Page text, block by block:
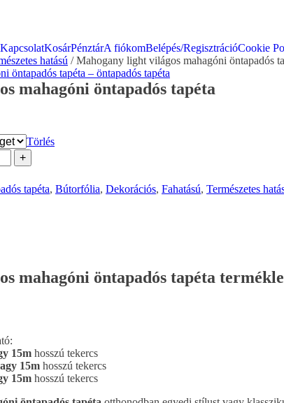
KapcsolatKosárPénztárA fiókomBelépés/RegisztrációCookie
hatású / Mahogany light világos mahagóni öntapadós
mahagóni öntapadós tapéta
Törlés
+
tapéta, Bútorfólia, Dekorációs, Fahatású, Természetes
mahagóni öntapadós tapéta
15m hosszú tekercs
15m hosszú tekercs
15m hosszú tekercs